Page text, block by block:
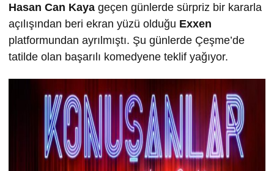
Hasan Can Kaya geçen günlerde sürpriz bir kararla
açılışından beri ekran yüzü olduğu Exxen
platformundan ayrılmıştı. Şu günlerde Çeşme’de
tatilde olan başarılı komedyene teklif yağıyor.